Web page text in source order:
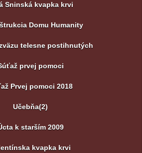
Sninská kvapka krvi
Domu Humanity
telesne postihnutých
prvej pomoci
Prvej pomoci 2018
Učebňa(2)
k starším 2009
kvapka krvi